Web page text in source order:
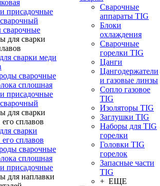
присадочные
сварки меди
сварочные
сплошная
присадочные
сварки
сплавов
сварочные
сплошная
присадочные
Сварочные
аппараты TIG
Блоки
охлаждения
Сварочные
горелки TIG
Цанги
Цангодержатели
и газовые линзы
Сопло газовое
TIG
Изоляторы TIG
Заглушки TIG
Наборы для TIG
горелки
Головки TIG
горелок
Запасные части
TIG
+ ЕЩЕ